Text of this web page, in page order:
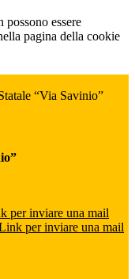
essere
pagina della cookie
“Via Savinio”
per inviare una mail
per inviare una mail